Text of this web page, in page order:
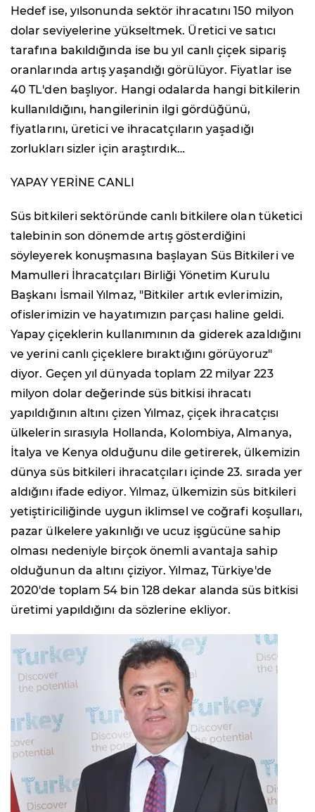
Hedef ise, yılsonunda sektör ihracatını 150 milyon
dolar seviyelerine yükseltmek. Üretici ve satıcı
tarafına bakıldığında ise bu yıl canlı çiçek sipariş
oranlarında artış yaşandığı görülüyor. Fiyatlar ise
40 TL'den başlıyor. Hangi odalarda hangi bitkilerin
kullanıldığını, hangilerinin ilgi gördüğünü,
fiyatlarını, üretici ve ihracatçıların yaşadığı
zorlukları sizler için araştırdık…
YAPAY YERİNE CANLI
Süs bitkileri sektöründe canlı bitkilere olan tüketici
talebinin son dönemde artış gösterdiğini
söyleyerek konuşmasına başlayan Süs Bitkileri ve
Mamulleri İhracatçıları Birliği Yönetim Kurulu
Başkanı İsmail Yılmaz, "Bitkiler artık evlerimizin,
ofislerimizin ve hayatımızın parçası haline geldi.
Yapay çiçeklerin kullanımının da giderek azaldığını
ve yerini canlı çiçeklere bıraktığını görüyoruz"
diyor. Geçen yıl dünyada toplam 22 milyar 223
milyon dolar değerinde süs bitkisi ihracatı
yapıldığının altını çizen Yılmaz, çiçek ihracatçısı
ülkelerin sırasıyla Hollanda, Kolombiya, Almanya,
İtalya ve Kenya olduğunu dile getirerek, ülkemizin
dünya süs bitkileri ihracatçıları içinde 23. sırada yer
aldığını ifade ediyor. Yılmaz, ülkemizin süs bitkileri
yetiştiriciliğinde uygun iklimsel ve coğrafi koşulları,
pazar ülkelere yakınlığı ve ucuz işgücüne sahip
olması nedeniyle birçok önemli avantaja sahip
olduğunun da altını çiziyor. Yılmaz, Türkiye'de
2020'de toplam 54 bin 128 dekar alanda süs bitkisi
üretimi yapıldığını da sözlerine ekliyor.